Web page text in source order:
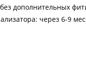
дополнительных
через 6-9